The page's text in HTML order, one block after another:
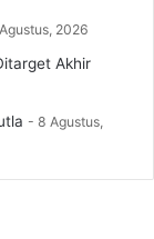
2026
Akhir
8 Agustus,